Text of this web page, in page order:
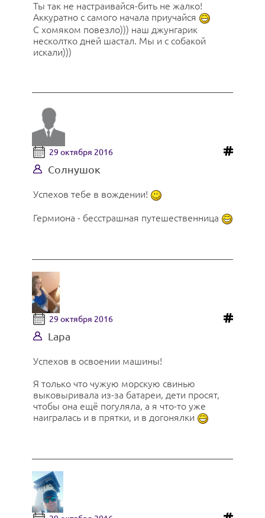
Ты так не настраивайся-бить не жалко!
Аккуратно с самого начала приучайся
С хомяком повезло))) наш джунгарик
несколтко дней шастал. Мы и с собакой
искали)))
29 октября 2016
Солнушок
Успехов тебе в вождении!
Гермиона - бесстрашная путешественница
29 октября 2016
Lapa
Успехов в освоении машины!
Я только что чужую морскую свинью
выковыривала из-за батареи, дети просят,
чтобы она ещё погуляла, а я что-то уже
наигралась и в прятки, и в догонялки